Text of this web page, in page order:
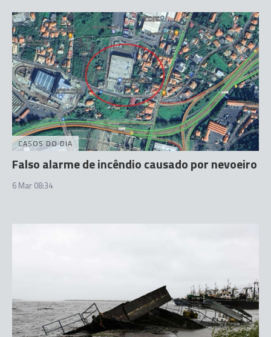
CASOS DO DIA
Falso alarme de incêndio causado por nevoeiro
6 Mar 08:34